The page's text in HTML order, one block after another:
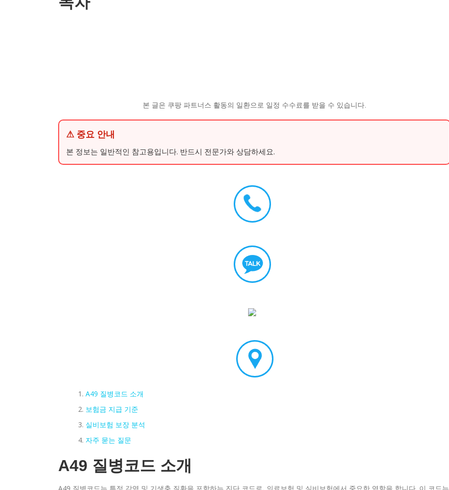
본 글은 쿠팡 파트너스 활동의 일환으로 일정 수수료를 받을 수 있습니다.
⚠ 중요 안내
본 정보는 일반적인 참고용입니다. 반드시 전문가와 상담하세요.
A49 질병코드 소개
보험금 지급 기준
실비보험 보장 분석
자주 묻는 질문
A49 질병코드 소개